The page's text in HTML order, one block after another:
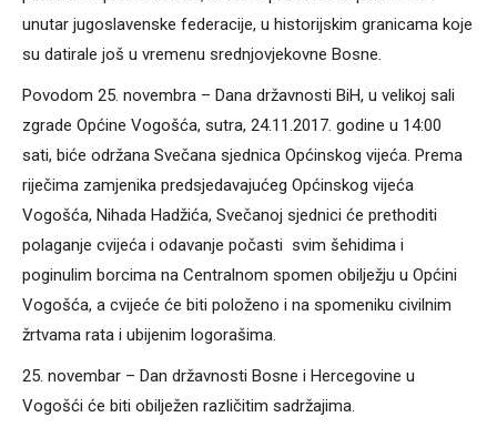
unutar jugoslavenske federacije, u historijskim granicama koje
su datirale još u vremenu srednjovjekovne Bosne.
Povodom 25. novembra – Dana državnosti BiH, u velikoj sali
zgrade Općine Vogošća, sutra, 24.11.2017. godine u 14:00
sati, biće održana Svečana sjednica Općinskog vijeća. Prema
riječima zamjenika predsjedavajućeg Općinskog vijeća
Vogošća, Nihada Hadžića, Svečanoj sjednici će prethoditi
polaganje cvijeća i odavanje počasti svim šehidima i
poginulim borcima na Centralnom spomen obilježju u Općini
Vogošća, a cvijeće će biti položeno i na spomeniku civilnim
žrtvama rata i ubijenim logorašima.
25. novembar – Dan državnosti Bosne i Hercegovine u
Vogošći će biti obilježen različitim sadržajima.